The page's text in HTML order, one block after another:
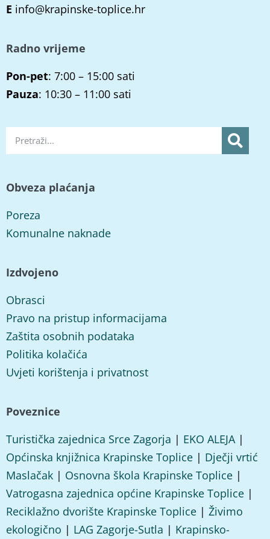
E info@krapinske-toplice.hr
Radno vrijeme
Pon-pet: 7:00 – 15:00 sati
Pauza: 10:30 – 11:00 sati
Obveza plaćanja
Poreza
Komunalne naknade
Izdvojeno
Obrasci
Pravo na pristup informacijama
Zaštita osobnih podataka
Politika kolačića
Uvjeti korištenja i privatnost
Poveznice
Turistička zajednica Srce Zagorja | EKO ALEJA |
Općinska knjižnica Krapinske Toplice | Dječji vrtić
Maslačak | Osnovna škola Krapinske Toplice |
Vatrogasna zajednica općine Krapinske Toplice |
Reciklažno dvorište Krapinske Toplice | Živimo
ekologično | LAG Zagorje-Sutla | Krapinsko-